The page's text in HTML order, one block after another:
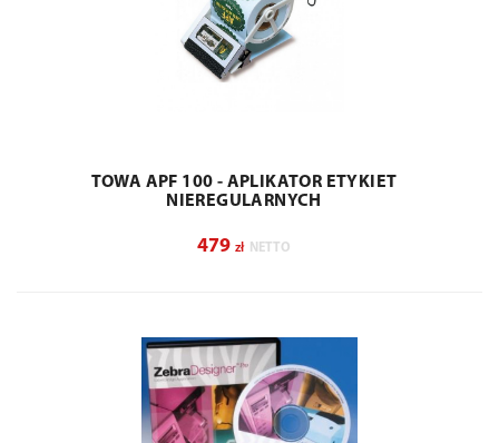
TOWA APF 100 - APLIKATOR ETYKIET
NIEREGULARNYCH
479 zł NETTO